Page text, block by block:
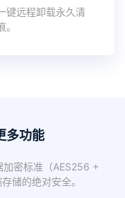
键远程卸载永久清
多功能
密标准（AES256 +
储的绝对安全。